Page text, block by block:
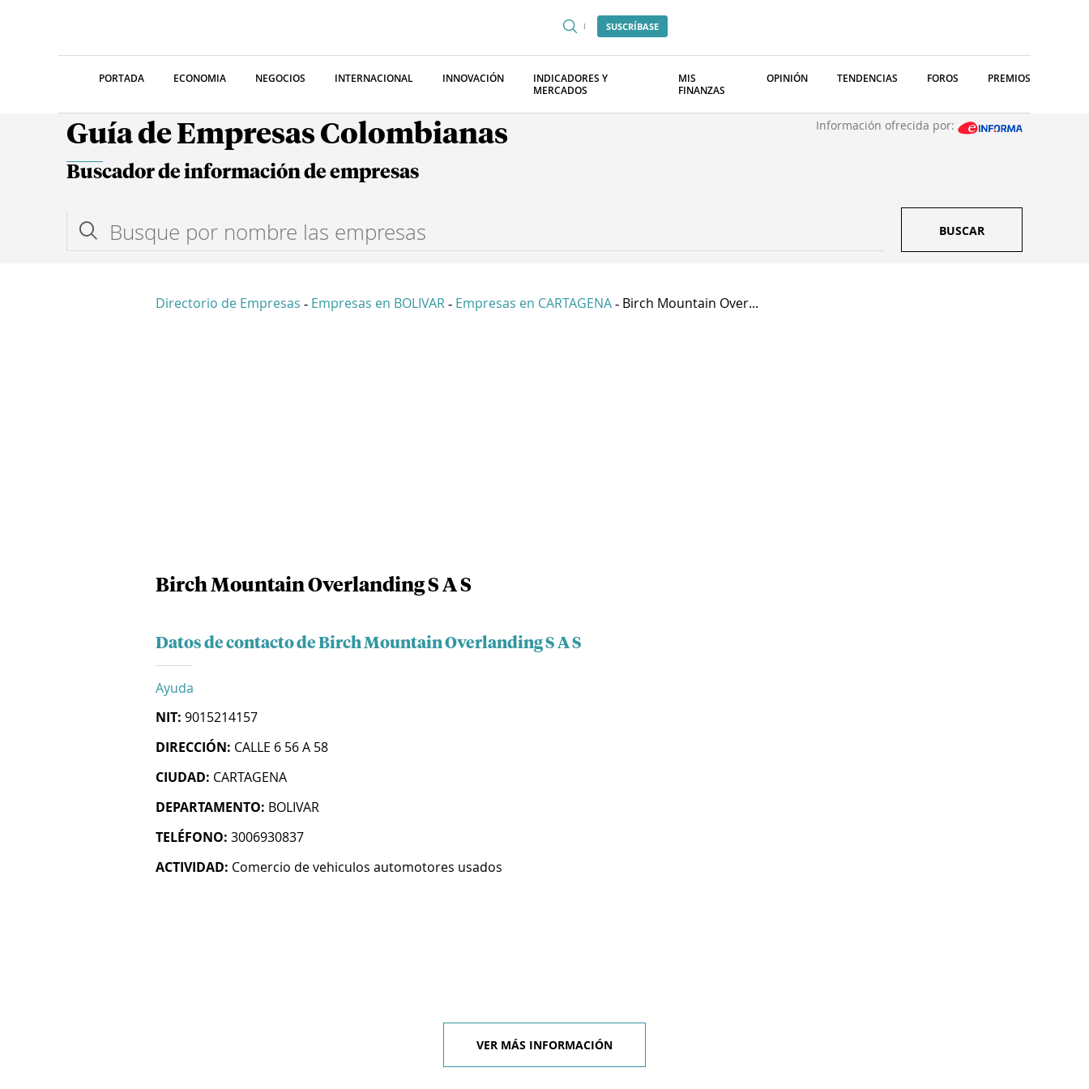
SUSCRÍBASE
PORTADA ECONOMIA NEGOCIOS INTERNACIONAL INNOVACIÓN
INDICADORES Y
MERCADOS
MIS
FINANZAS
OPINIÓN TENDENCIAS FOROS PREMIOS
Guía de Empresas Colombianas Información ofrecida por:
Buscador de información de empresas
BUSCAR
Directorio de Empresas - Empresas en BOLIVAR - Empresas en CARTAGENA - Birch Mountain Over...
Birch Mountain Overlanding S A S
Datos de contacto de Birch Mountain Overlanding S A S
Ayuda
NIT: 9015214157
DIRECCIÓN: CALLE 6 56 A 58
CIUDAD: CARTAGENA
DEPARTAMENTO: BOLIVAR
TELÉFONO: 3006930837
ACTIVIDAD: Comercio de vehiculos automotores usados
VER MÁS INFORMACIÓN